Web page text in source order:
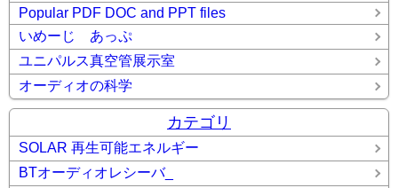
Popular PDF DOC and PPT files
いめーじ あっぷ
ユニパルス真空管展示室
オーディオの科学
カテゴリ
SOLAR 再生可能エネルギー
BTオーディオレシーバ_